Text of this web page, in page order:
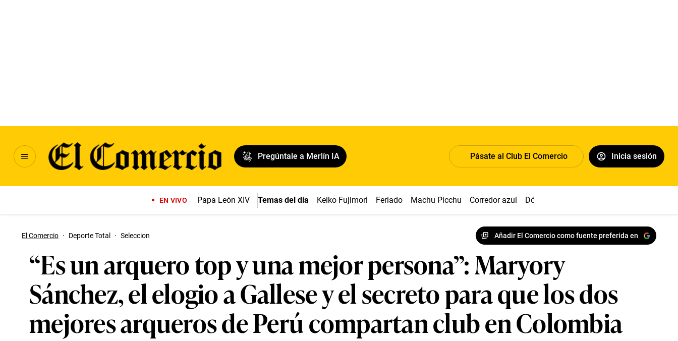
Pregúntale a Merlín IA Pásate al Club El Comercio Inicia sesión
EN VIVO Papa León XIV Temas del día Keiko Fujimori Feriado Machu Picchu Corredor azul Dólar
El Comercio · Deporte Total · Seleccion Añadir El Comercio como fuente preferida en
“Es un arquero top y una mejor persona”: Maryory
Sánchez, el elogio a Gallese y el secreto para que los dos
mejores arqueros de Perú compartan club en Colombia